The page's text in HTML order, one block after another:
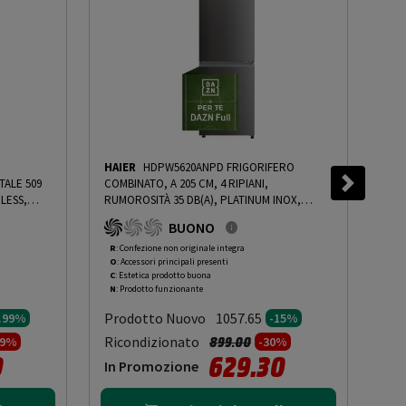
509
L
da
HAIER HDPW5620ANPD FRIGORIFERO
COMBINATO, A 205 CM, 4 RIPIANI,
RUMOROSITÀ 35 DB(A), PLATINUM INOX,
CLASSE A, ABBONAMENTO DAZN FULL 6 MESI
INCLUSO - PRMG GRADING ROCN - 15%
PRMG GRADING ROCN - 15%
BUONO
R: Confezione non originale integra
O: Accessori principali presenti
C: Estetica prodotto buona
N: Prodotto funzionante
Prodotto Nuovo 1057.65 -15%
Ricondizionato Prezzo ridotto da
899.00a-30%
In Promozione 629.30